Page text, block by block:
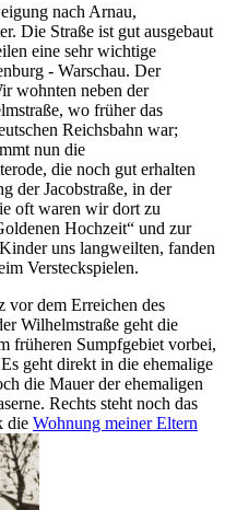
nach Arnau,
Die Straße ist gut ausgebaut
eine sehr wichtige
- Warschau. Der
wohnten neben der
wo früher das
Reichsbahn war;
nun die
die noch gut erhalten
der Jacobstraße, in der
oft waren wir dort zu
Hochzeit
und zur
uns langweilten, fanden
Versteckspielen.
vor dem Erreichen des
Wilhelmstraße geht die
früheren Sumpfgebiet vorbei,
geht direkt in die ehemalige
die Mauer der ehemaligen
Rechts steht noch das
die Wohnung meiner Eltern